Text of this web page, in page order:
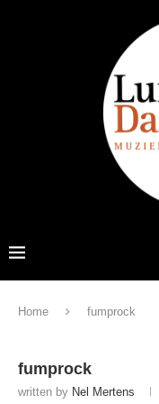
Home fumprock
fumprock
written by Nel Mertens